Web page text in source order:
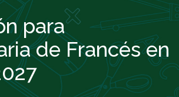
para
de Francés en